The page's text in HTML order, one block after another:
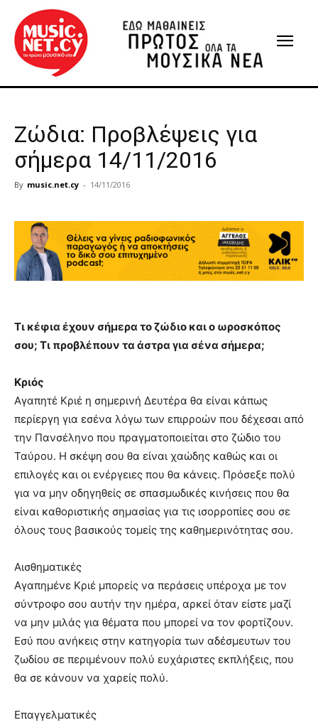
Ζώδια: Προβλέψεις για
σήμερα 14/11/2016
By music.net.cy - 14/11/2016
Τι κέφια έχουν σήμερα το ζώδιο και ο ωροσκόπος
σου; Τι προβλέπουν τα άστρα για σένα σήμερα;
Κριός
Αγαπητέ Κριέ η σημερινή Δευτέρα θα είναι κάπως
περίεργη για εσένα λόγω των επιρροών που δέχεσαι από
την Πανσέληνο που πραγματοποιείται στο ζώδιο του
Ταύρου. Η σκέψη σου θα είναι χαώδης καθώς και οι
επιλογές και οι ενέργειες που θα κάνεις. Πρόσεξε πολύ
για να μην οδηγηθείς σε σπασμωδικές κινήσεις που θα
είναι καθοριστικής σημασίας για τις ισορροπίες σου σε
όλους τους βασικούς τομείς της καθημερινότητας σου.
Αισθηματικές
Αγαπημένε Κριέ μπορείς να περάσεις υπέροχα με τον
σύντροφο σου αυτήν την ημέρα, αρκεί όταν είστε μαζί
να μην μιλάς για θέματα που μπορεί να τον φορτίζουν.
Εσύ που ανήκεις στην κατηγορία των αδέσμευτων του
ζωδίου σε περιμένουν πολύ ευχάριστες εκπλήξεις, που
θα σε κάνουν να χαρείς πολύ.
Επαγγελματικές